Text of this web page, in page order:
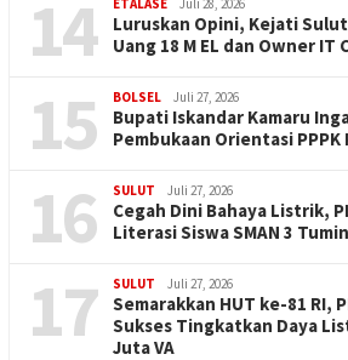
14 ETALASE Juli 28, 2026
Luruskan Opini, Kejati
Uang 18 M EL dan Owner IT
15 BOLSEL Juli 27, 2026
Bupati Iskandar Kamaru
Pembukaan Orientasi PPPK
16 SULUT Juli 27, 2026
Cegah Dini Bahaya Listrik,
Literasi Siswa SMAN 3
17 SULUT Juli 27, 2026
Semarakkan HUT ke-81 RI,
Sukses Tingkatkan Daya
Juta VA